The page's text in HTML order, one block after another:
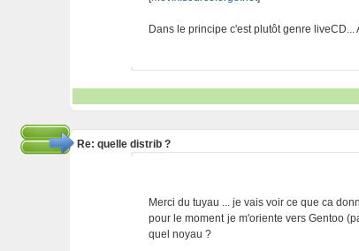
Dans le principe c'est plutôt genre liveCD...
Re: quelle distrib ?
Merci du tuyau ... je vais voir ce que ca
pour le moment je m'oriente vers Gentoo
quel noyau ?